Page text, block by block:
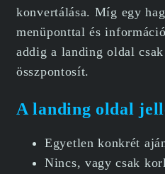
konvertálása. Míg egy
menüponttal és
addig a landing oldal
összpontosít.
A landing oldal
Egyetlen konkrét
Nincs, vagy csak